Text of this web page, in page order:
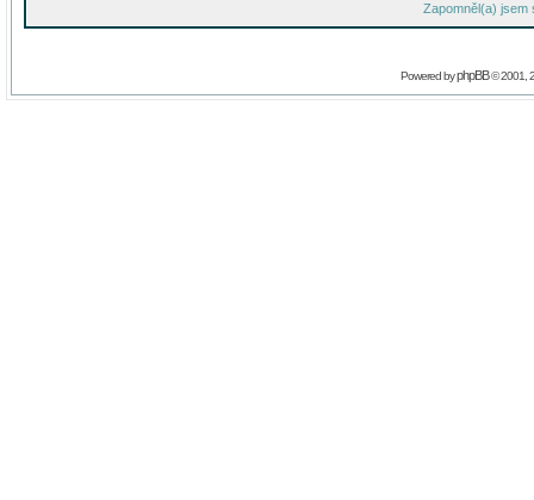
Zapomněl(a) jsem
Powered byphpBB© 2001,